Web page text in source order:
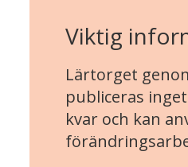
Viktig
Lärtorget
publiceras
kvar och kan